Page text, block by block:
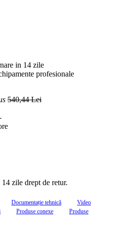
in 14 zile
profesionale
540,44 Lei
zile drept de retur.
Documentație tehnică
Video
Produse conexe
Produse